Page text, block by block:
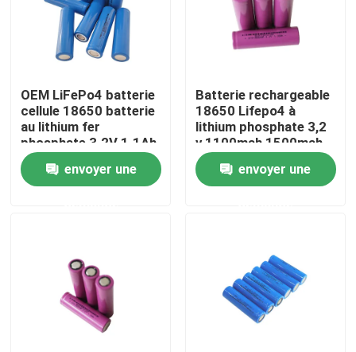
A propos de nous
Visite d'usine
Contrôle de la qualité
Tous les cas
OEM LiFePo4 batterie
cellule 18650 batterie
au lithium fer
phosphate 3.2V 1.1Ah
envoyer une
Batterie rechargeable
18650 Lifepo4 à
lithium phosphate 3,2
v 1100mah 1500mah
1800mah
envoyer une